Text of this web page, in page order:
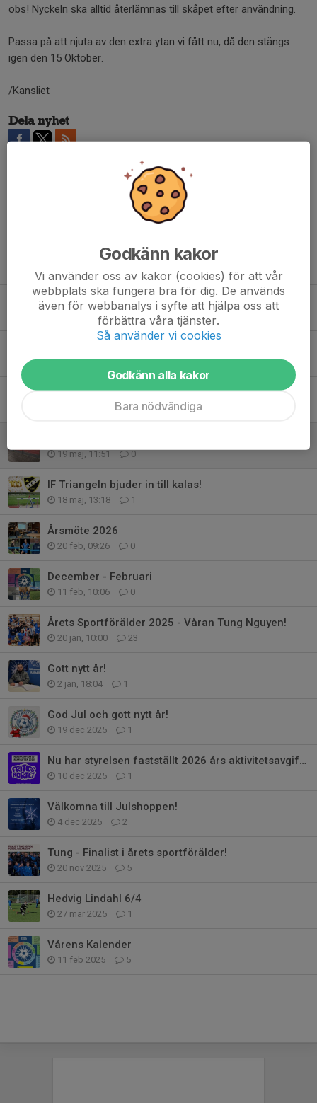
obs! Nyckeln ska alltid återlämnas till skåpet efter användning.
Passa på att njuta av den extra ytan vi fått nu, då den stängs
igen den 15 Oktober.
/Kansliet
Dela nyhet
Glad midsommar, nu tar kansliet semester!
18 jun, 19:38 0
5 jun, 12:03 0
Utbildning HLR och Akuta skador - ikväll!
1
19 maj, 11:51 0
IF Triangeln bjuder in till kalas!
18 maj, 13:18 1
Årsmöte 2026
20 feb, 09:26 0
December - Februari
11 feb, 10:06 0
Årets Sportförälder 2025 - Våran Tung Nguyen!
20 jan, 10:00 23
Gott nytt år!
2 jan, 18:04 1
God Jul och gott nytt år!
19 dec 2025 1
Nu har styrelsen fastställt 2026 års aktivitetsavgifter!
10 dec 2025 1
Välkomna till Julshoppen!
4 dec 2025 2
Tung - Finalist i årets sportförälder!
20 nov 2025 5
Hedvig Lindahl 6/4
27 mar 2025 1
Vårens Kalender
11 feb 2025 5
Godkänn kakor
Vi använder oss av kakor (cookies) för att vår
webbplats ska fungera bra för dig. De används
även för webbanalys i syfte att hjälpa oss att
förbättra våra tjänster.
Så använder vi cookies
Godkänn alla kakor
Bara nödvändiga